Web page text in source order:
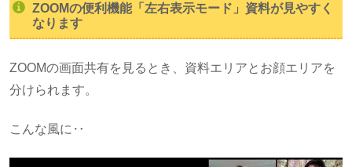
ZOOMの便利機能「左右表示モード」資料が見やすく
なります
ZOOMの画面共有を見るとき、資料エリアとお顔エリアを
分けられます。
こんな風に‥